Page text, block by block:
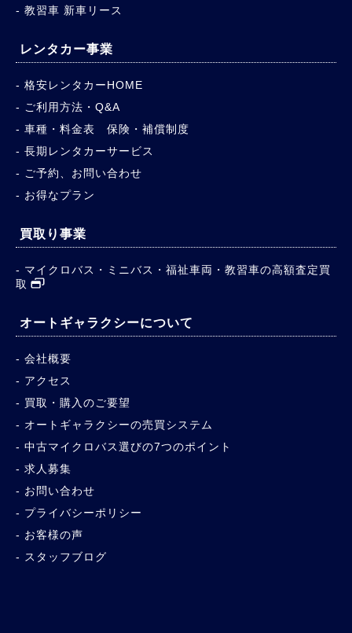
教習車 新車リース
レンタカー事業
格安レンタカーHOME
ご利用方法・Q&A
車種・料金表 保険・補償制度
長期レンタカーサービス
ご予約、お問い合わせ
お得なプラン
買取り事業
マイクロバス・ミニバス・福祉車両・教習車の高額査定買
取
オートギャラクシーについて
会社概要
アクセス
買取・購入のご要望
オートギャラクシーの売買システム
中古マイクロバス選びの7つのポイント
求人募集
お問い合わせ
プライバシーポリシー
お客様の声
スタッフブログ